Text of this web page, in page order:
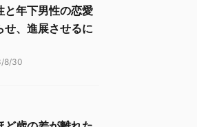
と年下男性の恋愛
せ、進展させるに
8/30